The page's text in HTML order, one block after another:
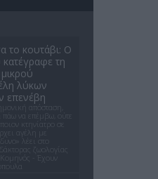
το κουτάβι: Ο
τη
λύκων
επενέβη
απόσταση,
πάω να επέμβω, ούτε
κτηνίατρο σε
αγέλη με
λέει στο
ζωολογίας
- Έχουν